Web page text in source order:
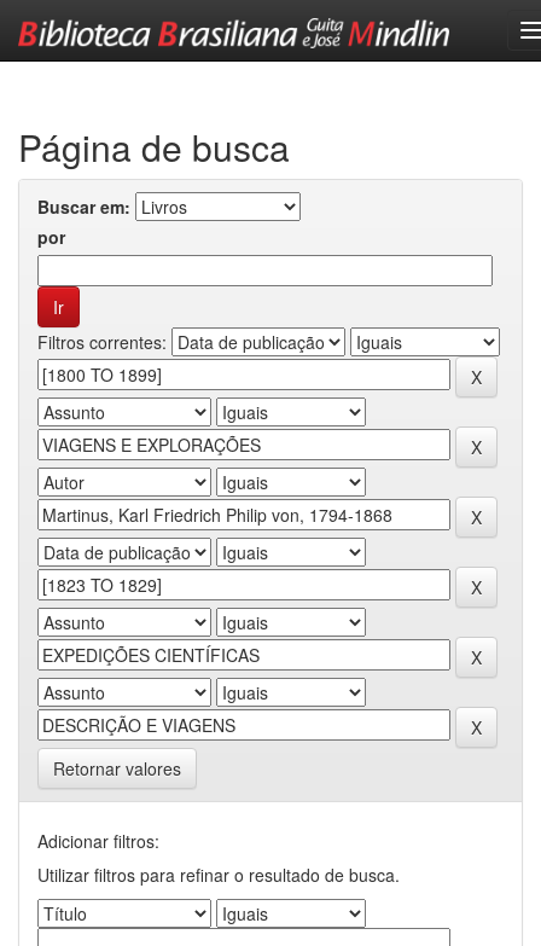
Página de busca
Buscar em:
por
Filtros correntes:
Retornar valores
Adicionar filtros:
Utilizar filtros para refinar o resultado de busca.